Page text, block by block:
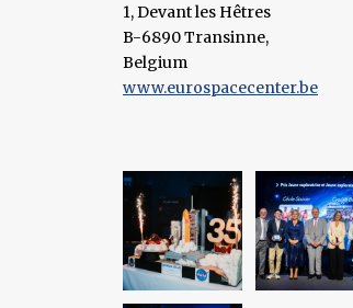
1, Devant les Hêtres
B-6890 Transinne,
Belgium
www.eurospacecenter.be